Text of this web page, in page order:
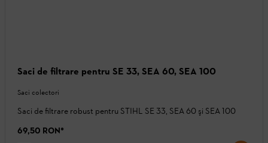
Saci de filtrare pentru SE 33, SEA 60, SEA 100
Saci colectori
Saci de filtrare robust pentru STIHL SE 33, SEA 60 şi SEA 100
69,50 RON*